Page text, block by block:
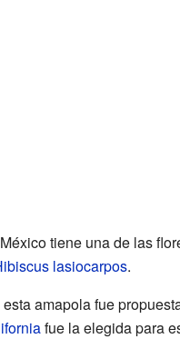
tiene una de las
lasiocarpos.
esta amapola fue
fue la elegida para